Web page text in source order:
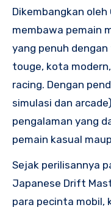
Dikembangkan oleh
membawa pemain
yang penuh
touge, kota
racing. Dengan
simulasi dan
pengalaman yang
pemain kasual
Sejak perilisannya
Japanese Drift
para pecinta mobil,